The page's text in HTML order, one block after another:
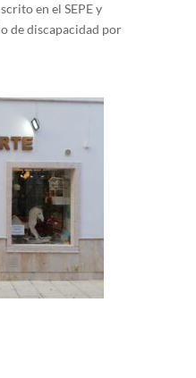
en el SEPE y
de discapacidad por